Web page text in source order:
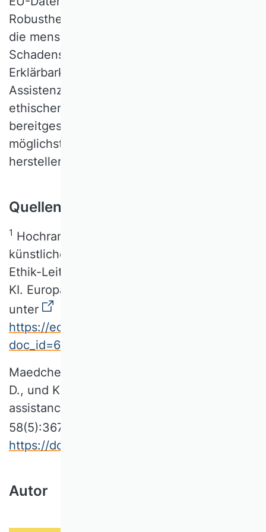
Robustheit auch ethische Leitplanken wie
die menschliche Autonomie,
Schadensverhütung, Fairness und
Erklärbarkeit gewährleistet werden. Digitale
Assistenzsysteme müssen entlang dieser
ethischen Dimensionen so gestaltet und
bereitgestellt werden, dass sie eine
möglichst hohe Vertrauenswürdigkeit
herstellen.
Quellenangaben
1 Hochrangige Expertengruppe für
künstliche Intelligenz (HEG-KI) (2019).
Ethik-Leitlinien für eine vertrauenswürdige
KI. Europäische Kommission. Verfügbar
unter
https://ec.europa.eu/newsroom/dae/
doc_id=60425
Maedche A., Morana S., Schacht S., Werth
D., und Krumeich J. (2016) Advanced user
assistance systems. Bus Inf Syst Eng
58(5):367–370.
https://doi.org/10.1007/s12599-016-0444-2
Autor